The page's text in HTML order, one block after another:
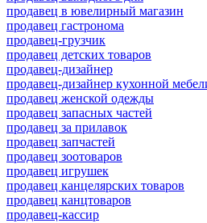
продавец в ювелирный магазин
продавец гастронома
продавец-грузчик
продавец детских товаров
продавец-дизайнер
продавец-дизайнер кухонной
продавец женской одежды
продавец запасных частей
продавец за прилавок
продавец запчастей
продавец зоотоваров
продавец игрушек
продавец канцелярских товаров
продавец канцтоваров
продавец-кассир